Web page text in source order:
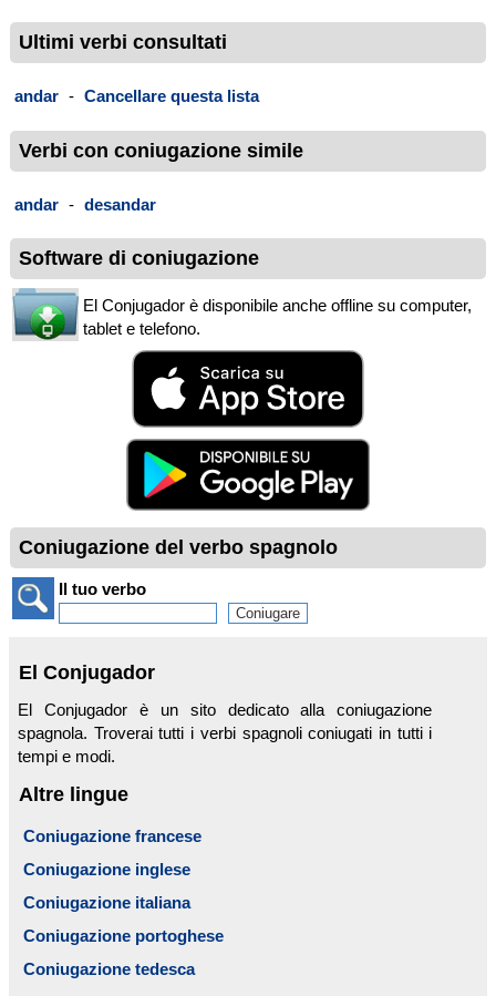
Ultimi verbi consultati
andar - Cancellare questa lista
Verbi con coniugazione simile
andar - desandar
Software di coniugazione
El Conjugador è disponibile anche offline su computer,
tablet e telefono.
Coniugazione del verbo spagnolo
Il tuo verbo
El Conjugador
El Conjugador è un sito dedicato alla coniugazione
spagnola. Troverai tutti i verbi spagnoli coniugati in tutti i
tempi e modi.
Altre lingue
Coniugazione francese
Coniugazione inglese
Coniugazione italiana
Coniugazione portoghese
Coniugazione tedesca